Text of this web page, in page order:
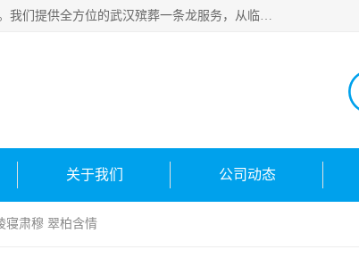
武汉生命之源文化有限公司，秉持着对生命的敬重与关怀，专注于殡葬服务领域。我们提供全方位的武汉殡葬一条龙服务，从临终关怀开始，到后事的妥善处理，每个环节都精心安排。专业团队严格依照规范，为逝者净身、穿衣，庄重地接运遗体，提供优质的遗体整理与妆扮服务。告别仪式策划、火化手续办理以及骨灰安置等事务，也都有专人协助。
关于我们 公司动态
寝肃穆 翠柏含情